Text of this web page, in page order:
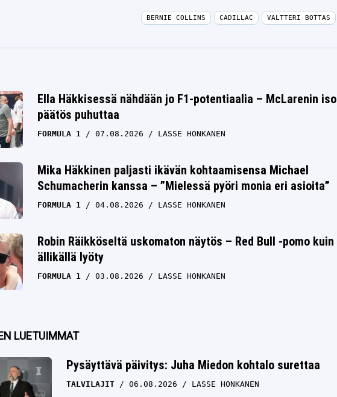
BERNIE COLLINS CADILLAC VALTTERI BOTTAS
Ella Häkkisessä nähdään jo F1-potentiaalia – McLarenin iso
päätös puhuttaa
FORMULA 1 07.08.2026 LASSE HONKANEN
Mika Häkkinen paljasti ikävän kohtaamisensa Michael
Schumacherin kanssa – ”Mielessä pyöri monia eri asioita”
FORMULA 1 04.08.2026 LASSE HONKANEN
Robin Räikköseltä uskomaton näytös – Red Bull -pomo kuin
ällikällä lyöty
FORMULA 1 03.08.2026 LASSE HONKANEN
LUETUIMMAT
Pysäyttävä päivitys: Juha Miedon kohtalo surettaa
TALVILAJIT 06.08.2026 LASSE HONKANEN